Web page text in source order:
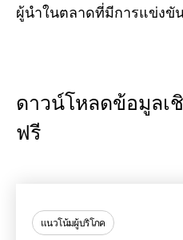
ผู้นำในตลาดที่มีการแข่งขั
ดาวน์โหลดข้อมูลเ
ฟรี
แนวโน้มผู้บริโภค